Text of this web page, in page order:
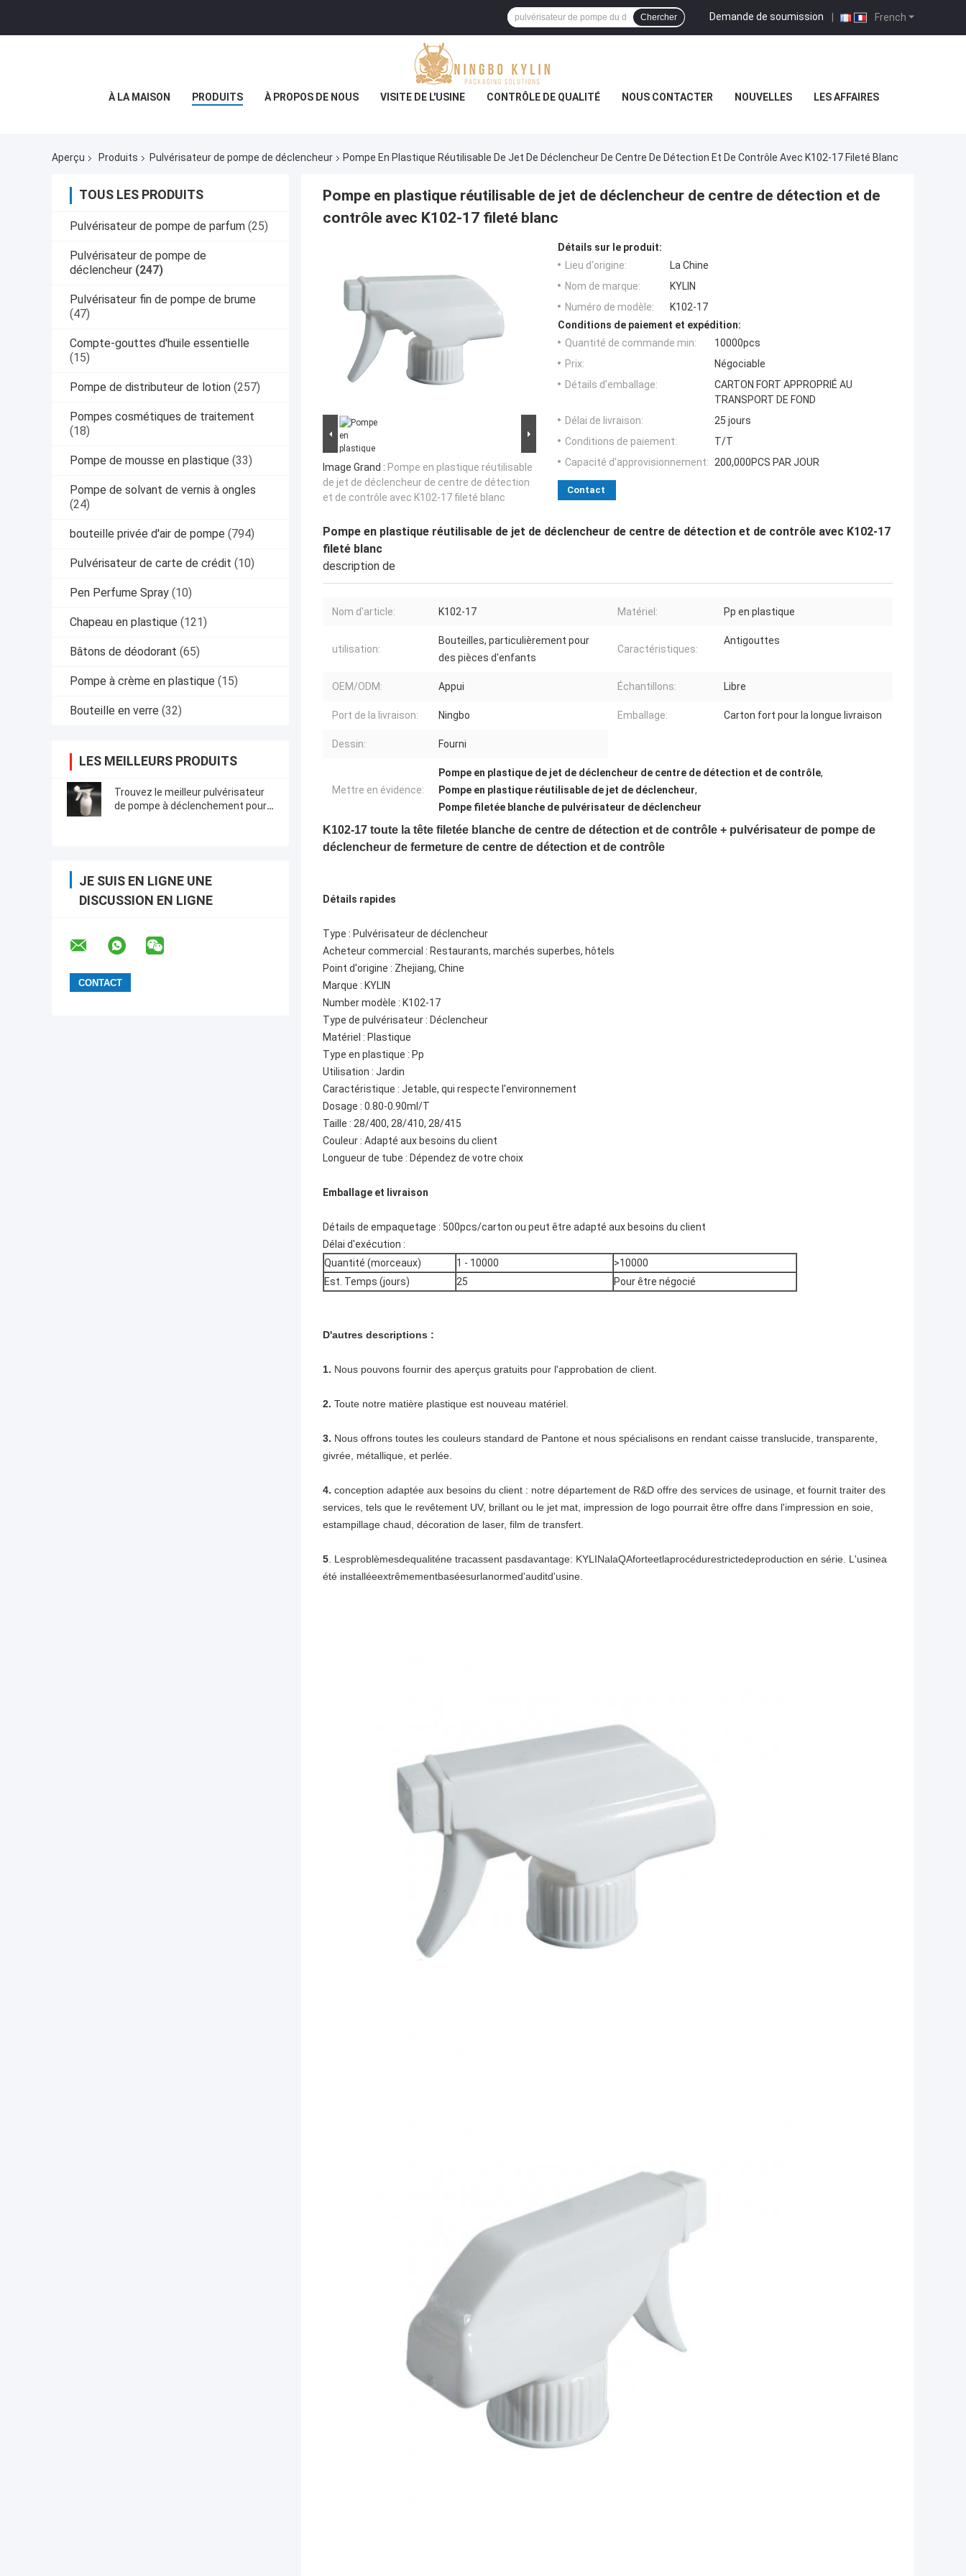
French
Demande de soumission |
Chercher
À LA MAISON PRODUITS À PROPOS DE NOUS VISITE DE L'USINE CONTRÔLE DE QUALITÉ NOUS CONTACTER NOUVELLES LES AFFAIRES
Aperçu Produits Pulvérisateur de pompe de déclencheur Pompe En Plastique Réutilisable De Jet De Déclencheur De Centre De Détection Et De Contrôle Avec K102-17 Fileté Blanc
TOUS LES PRODUITS
Pulvérisateur de pompe de parfum (25)
Pulvérisateur de pompe de
déclencheur (247)
Pulvérisateur fin de pompe de brume
(47)
Compte-gouttes d'huile essentielle
(15)
Pompe de distributeur de lotion (257)
Pompes cosmétiques de traitement
(18)
Pompe de mousse en plastique (33)
Pompe de solvant de vernis à ongles
(24)
bouteille privée d'air de pompe (794)
Pulvérisateur de carte de crédit (10)
Pen Perfume Spray (10)
Chapeau en plastique (121)
Bâtons de déodorant (65)
Pompe à crème en plastique (15)
Bouteille en verre (32)
LES MEILLEURS PRODUITS
Trouvez le meilleur pulvérisateur
de pompe à déclenchement pour
JE SUIS EN LIGNE UNE
DISCUSSION EN LIGNE
Pompe en plastique réutilisable de jet de déclencheur de centre de détection et de
contrôle avec K102-17 fileté blanc
Image Grand : Pompe en plastique réutilisable
de jet de déclencheur de centre de détection
et de contrôle avec K102-17 fileté blanc
Détails sur le produit:
Lieu d'origine:
La Chine
Nom de marque:
KYLIN
Numéro de modèle:
K102-17
Conditions de paiement et expédition:
Quantité de commande min:
10000pcs
Prix:
Négociable
Détails d'emballage:
CARTON FORT APPROPRIÉ AU
TRANSPORT DE FOND
Délai de livraison:
25 jours
Conditions de paiement:
T/T
Capacité d'approvisionnement: 200,000PCS PAR JOUR
Contact
Pompe en plastique réutilisable de jet de déclencheur de centre de détection et de contrôle avec K102-17
fileté blanc
description de
Nom d'article: K102-17 Matériel: Pp en plastique
utilisation:
Bouteilles, particulièrement pour
des pièces d'enfants
Caractéristiques:
Antigouttes
OEM/ODM: Appui Échantillons: Libre
Port de la livraison: Ningbo Emballage: Carton fort pour la longue livraison
Dessin: Fourni
Mettre en évidence:
Pompe en plastique de jet de déclencheur de centre de détection et de contrôle,
Pompe en plastique réutilisable de jet de déclencheur,
Pompe filetée blanche de pulvérisateur de déclencheur
K102-17 toute la tête filetée blanche de centre de détection et de contrôle + pulvérisateur de pompe de
déclencheur de fermeture de centre de détection et de contrôle
Détails rapides
Type : Pulvérisateur de déclencheur
Acheteur commercial : Restaurants, marchés superbes, hôtels
Point d'origine : Zhejiang, Chine
Marque : KYLIN
Number modèle : K102-17
Type de pulvérisateur : Déclencheur
Matériel : Plastique
Type en plastique : Pp
Utilisation : Jardin
Caractéristique : Jetable, qui respecte l'environnement
Dosage : 0.80-0.90ml/T
Taille : 28/400, 28/410, 28/415
Couleur : Adapté aux besoins du client
Longueur de tube : Dépendez de votre choix
Emballage et livraison
Détails de empaquetage : 500pcs/carton ou peut être adapté aux besoins du client
Délai d'exécution :
Quantité (morceaux)
1 - 10000
>10000
Est. Temps (jours)
25 Pour être négocié
D'autres descriptions :
1. Nous pouvons fournir des aperçus gratuits pour l'approbation de client.
2. Toute notre matière plastique est nouveau matériel.
3. Nous offrons toutes les couleurs standard de Pantone et nous spécialisons en rendant caisse translucide, transparente,
givrée, métallique, et perlée.
4. conception adaptée aux besoins du client : notre département de R&D offre des services de usinage, et fournit traiter des
services, tels que le revêtement UV, brillant ou le jet mat, impression de logo pourrait être offre dans l'impression en soie,
estampillage chaud, décoration de laser, film de transfert.
5. Lesproblèmesdequaliténe tracassent pasdavantage: KYLINalaQAforteetlaprocédurestrictedeproduction en série. L'usinea
été installéeextrêmementbaséesurlanormed'auditd'usine.